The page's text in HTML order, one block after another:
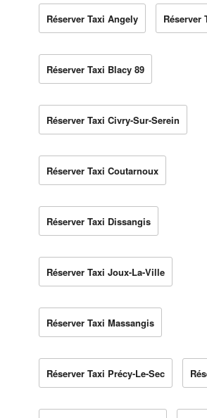
Réserver Taxi Angely Réserver
Réserver Taxi Blacy 89
Réserver Taxi Civry-Sur-Serein
Réserver Taxi Coutarnoux
Réserver Taxi Dissangis
Réserver Taxi Joux-La-Ville
Réserver Taxi Massangis
Réserver Taxi Précy-Le-Sec